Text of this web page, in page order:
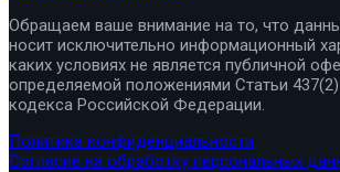
Обращаем ваше внимание на то, что
носит исключительно информационный
каких условиях не является публичной
определяемой положениями Статьи
кодекса Российской Федерации.
Политика конфиденциальности
Согласие на обработку персональных